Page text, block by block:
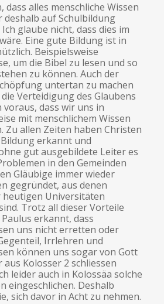
dass alles menschliche Wissen
auf Schulbildung
glaube nicht, dass dies im
Eine gute Bildung ist in
Beispielsweise
um die Bibel zu lesen und so
zu können. Auch der
untertan zu machen
Verteidigung des Glaubens
voraus, dass wir uns in
mit menschlichem Wissen
Zu allen Zeiten haben Christen
erkannt und
gut ausgebildete Leiter es
in den Gemeinden
Gläubige immer wieder
gegründet, aus denen
heutigen Universitäten
Trotz all dieser Vorteile
erkannt, dass
uns nicht erretten oder
Irrlehren und
können uns sogar von Gott
Kolosser 2 schliessen
leider auch in Kolossäa solche
eingeschlichen. Deshalb
sich davor in Acht zu nehmen.